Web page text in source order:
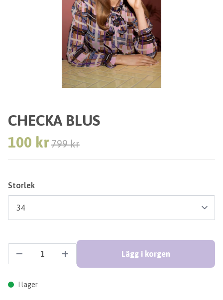
CHECKA BLUS
100 kr 799 kr
Storlek
Lägg i korgen
I lager